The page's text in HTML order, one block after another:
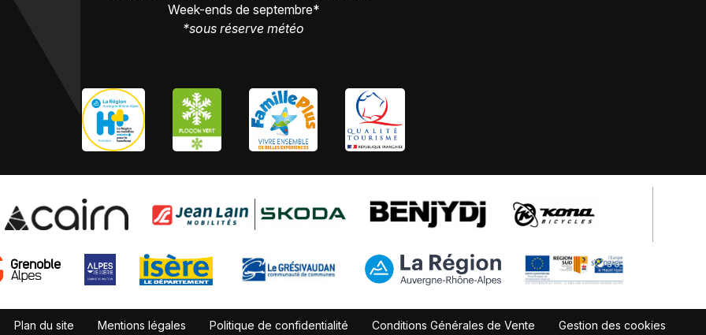
Week-ends de septembre*
*sous réserve météo
Plan du site Mentions légales Politique de confidentialité Conditions Générales de Vente Gestion des cookies